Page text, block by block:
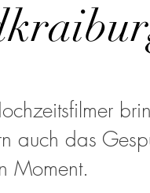
auch das
Moment.